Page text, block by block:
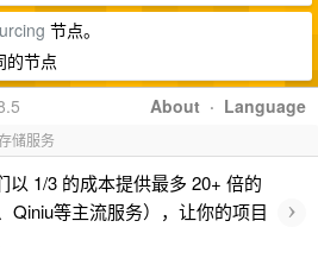
节点。
的节点
About · Language
储服务
1/3 的成本提供最多 20+ 倍的
Qiniu等主流服务），让你的项目
›